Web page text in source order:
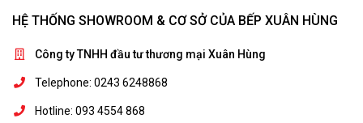
HỆ THỐNG SHOWROOM & CƠ SỞ CỦA BẾP XUÂN HÙNG
Công ty TNHH đầu tư thương mại Xuân Hùng
Telephone: 0243 6248868
Hotline: 093 4554 868